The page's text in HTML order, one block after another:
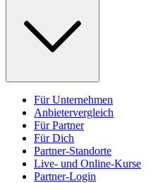
Für Unternehmen
Anbietervergleich
Für Partner
Für Dich
Partner-Standorte
Live- und Online-Kurse
Partner-Login